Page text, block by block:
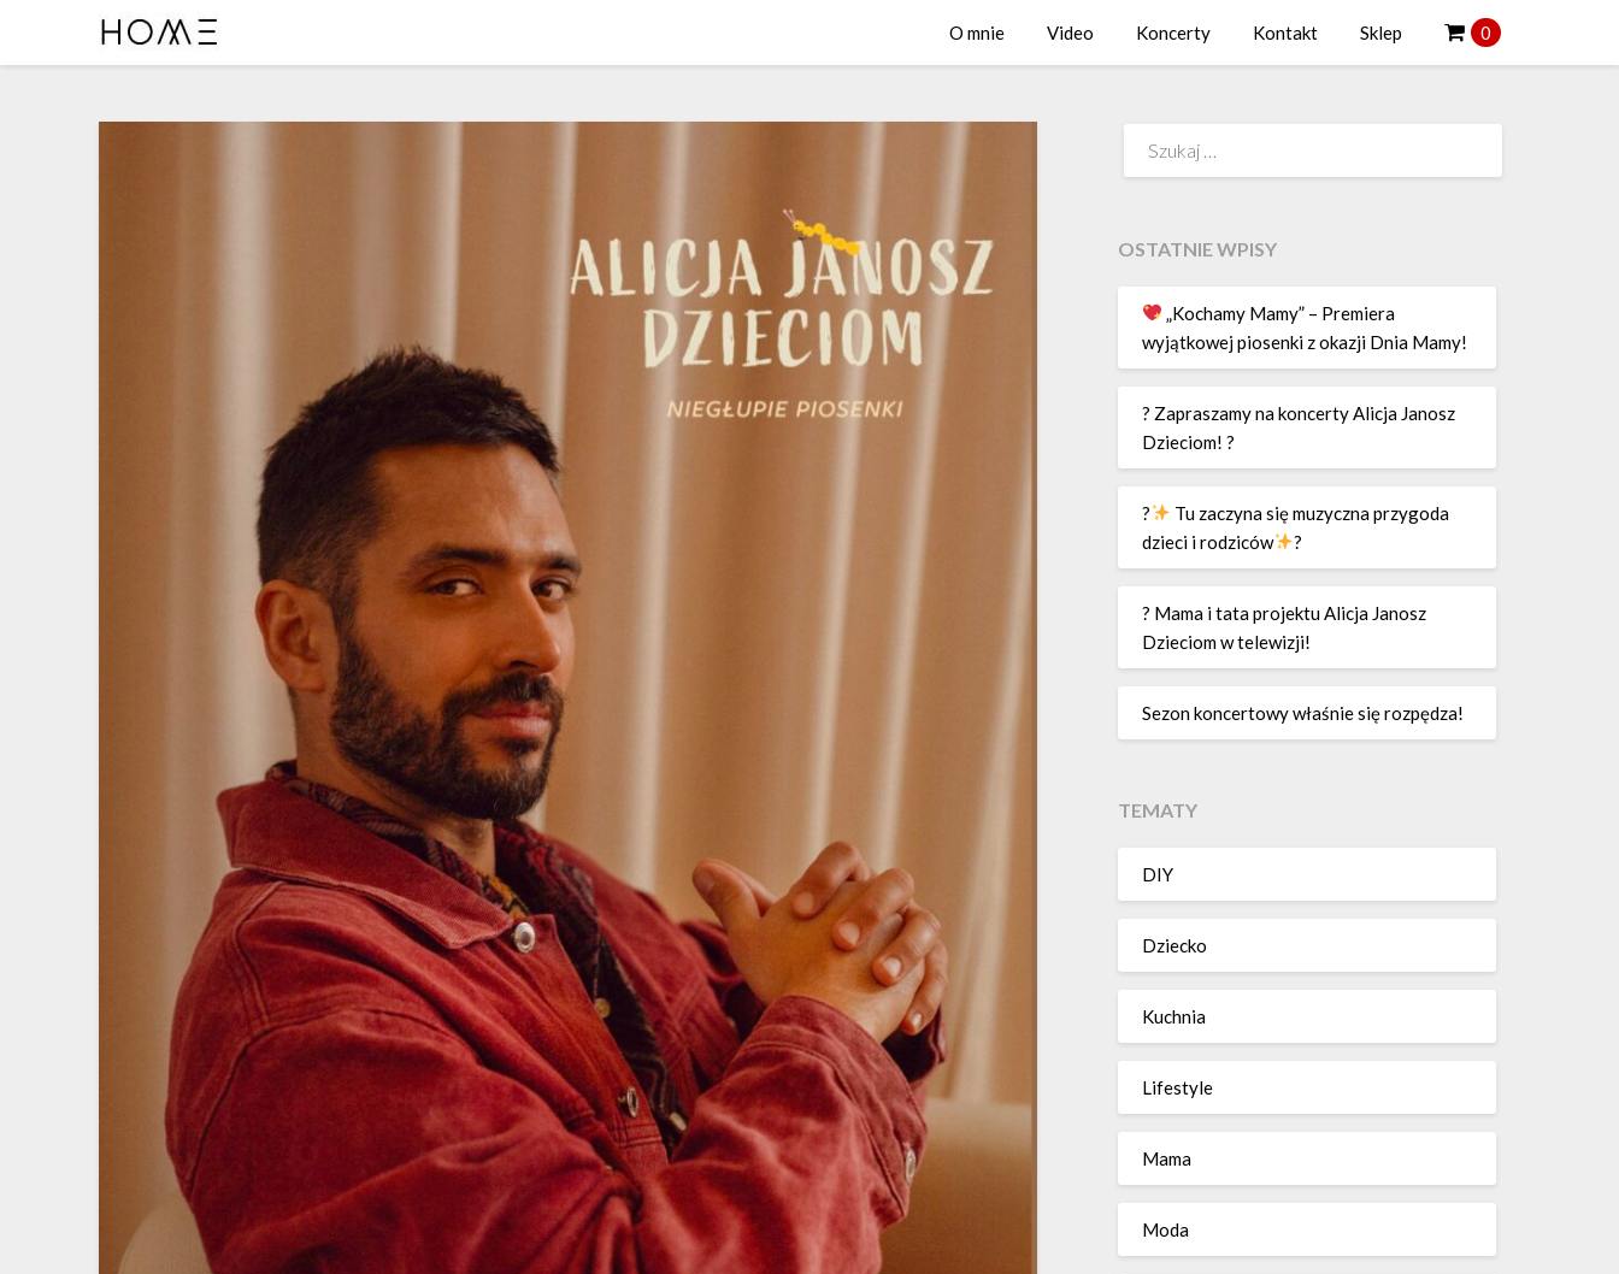
O mnie Video Koncerty Kontakt Sklep 0
OSTATNIE WPISY
„Kochamy Mamy” – Premiera
wyjątkowej piosenki z okazji Dnia Mamy!
? Zapraszamy na koncerty Alicja Janosz
Dzieciom! ?
?
Tu zaczyna się muzyczna przygoda
dzieci i rodziców
?
? Mama i tata projektu Alicja Janosz
Dzieciom w telewizji!
Sezon koncertowy właśnie się rozpędza!
TEMATY
DIY
Dziecko
Kuchnia
Lifestyle
Mama
Moda